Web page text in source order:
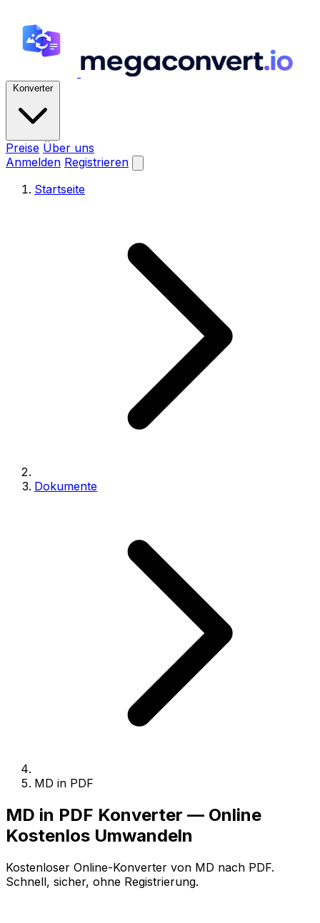
Konverter
Preise Über uns
Anmelden Registrieren
Startseite
Dokumente
MD in PDF
MD in PDF Konverter — Online
Kostenlos Umwandeln
Kostenloser Online-Konverter von MD nach PDF.
Schnell, sicher, ohne Registrierung.